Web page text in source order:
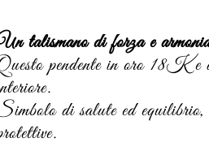
talismano di forza e
pendente in oro 18K e
di salute ed equilibrio,